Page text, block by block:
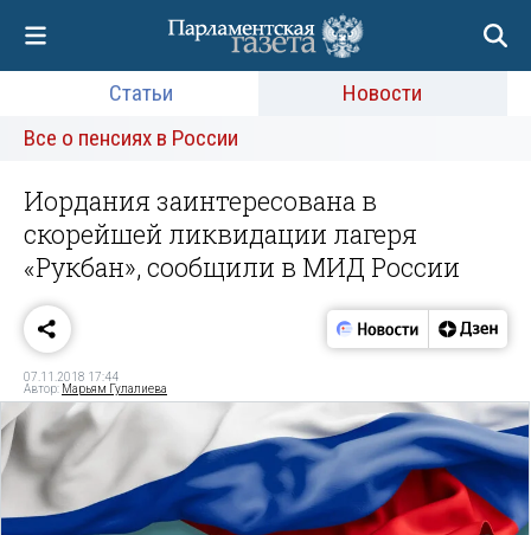
Статьи
Новости
Все о пенсиях в России
Иордания заинтересована в
скорейшей ликвидации лагеря
«Рукбан», сообщили в МИД России
07.11.2018 17:44
Автор: Марьям Гулалиева